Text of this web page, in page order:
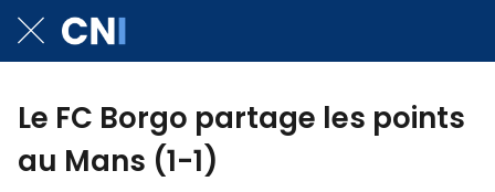
Le FC Borgo partage les points
au Mans (1-1)